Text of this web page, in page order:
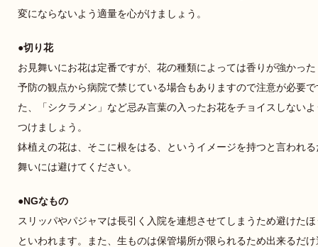
変にならないよう適量を心がけましょう。
切り花
お見舞いにお花は定番ですが、花の種類によっては香りが強かっ
予防の観点から病院で禁じている場合もありますので注意が必要
た、「シクラメン」など忌み言葉の入ったお花をチョイスしない
つけましょう。
鉢植えの花は、そこに根をはる、というイメージを持つと言われ
舞いには避けてください。
NGなもの
スリッパやパジャマは長引く入院を連想させてしまうため避けた
といわれます。また、生ものは保管場所が限られるため出来るだ